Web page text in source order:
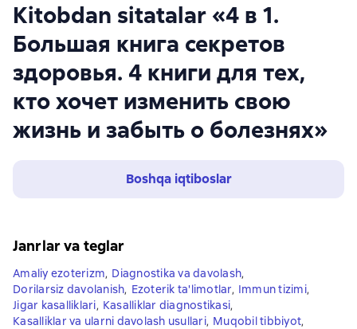
Kitobdan sitatalar «4 в 1.
Большая книга секретов
здоровья. 4 книги для тех,
кто хочет изменить свою
жизнь и забыть о болезнях»
Boshqa iqtiboslar
Janrlar va teglar
Amaliy ezoterizm, Diagnostika va davolash,
Dorilarsiz davolanish, Ezoterik ta'limotlar, Immun tizimi,
Jigar kasalliklari, Kasalliklar diagnostikasi,
Kasalliklar va ularni davolash usullari, Muqobil tibbiyot,